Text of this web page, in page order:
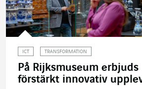
ICT TRANSFORMATION
På Rijksmuseum erbjuds
förstärkt innovativ